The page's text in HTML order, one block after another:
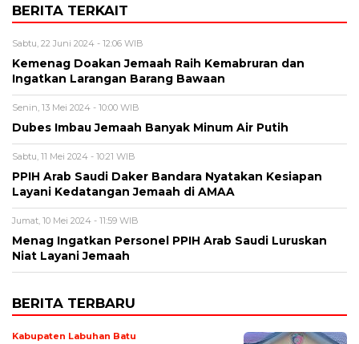
BERITA TERKAIT
Sabtu, 22 Juni 2024 - 12:06 WIB
Kemenag Doakan Jemaah Raih Kemabruran dan
Ingatkan Larangan Barang Bawaan
Senin, 13 Mei 2024 - 10:00 WIB
Dubes Imbau Jemaah Banyak Minum Air Putih
Sabtu, 11 Mei 2024 - 10:21 WIB
PPIH Arab Saudi Daker Bandara Nyatakan Kesiapan
Layani Kedatangan Jemaah di AMAA
Jumat, 10 Mei 2024 - 11:59 WIB
Menag Ingatkan Personel PPIH Arab Saudi Luruskan
Niat Layani Jemaah
BERITA TERBARU
Kabupaten Labuhan Batu